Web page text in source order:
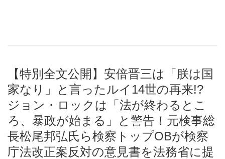
【特別全文公開】安倍晋三は「朕は国
家なり」と言ったルイ14世の再来!?
ジョン・ロックは「法が終わるとこ
ろ、暴政が始まる」と警告！元検事総
長松尾邦弘氏ら検察トップOBが検察
庁法改正案反対の意見書を法務省に提